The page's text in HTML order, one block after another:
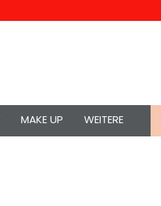
MAKE UP WEITERE